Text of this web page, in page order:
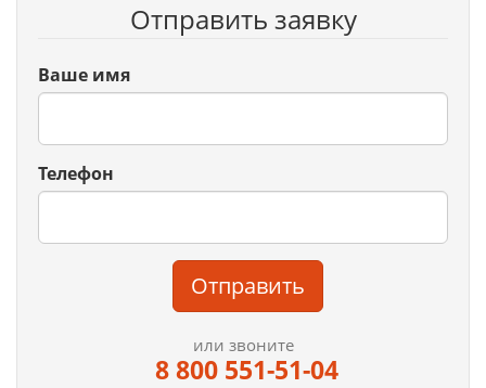
Отправить заявку
Ваше имя
Телефон
Отправить
или звоните
8 800 551-51-04